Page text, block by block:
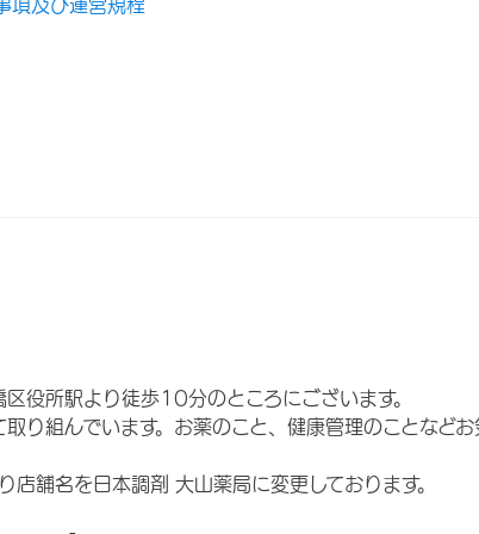
項及び運営規程
役所駅より徒歩10分のところにございます。
り組んでいます。お薬のこと、健康管理のことなどお
名を日本調剤 大山薬局に変更しております。